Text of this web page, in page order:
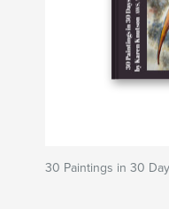
30 Paintings in 30